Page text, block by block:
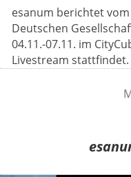
esanum berichtet
Deutschen
04.11.-07.11. im
Livestream stattfindet.